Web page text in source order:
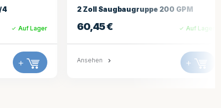
GPM
Auf Lager
+
200gpm Sauggrill Weiß
14,25€ Auf Lager
Ansehen +